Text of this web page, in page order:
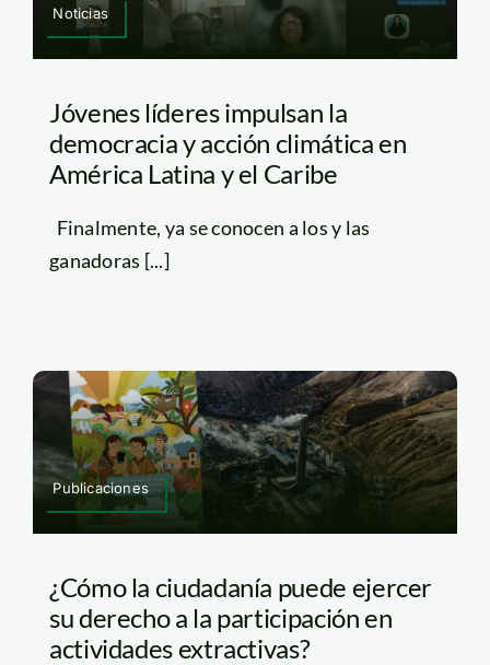
Noticias
Jóvenes líderes impulsan la
democracia y acción climática en
América Latina y el Caribe
Finalmente, ya se conocen a los y las
ganadoras [...]
Publicaciones
¿Cómo la ciudadanía puede ejercer
su derecho a la participación en
actividades extractivas?